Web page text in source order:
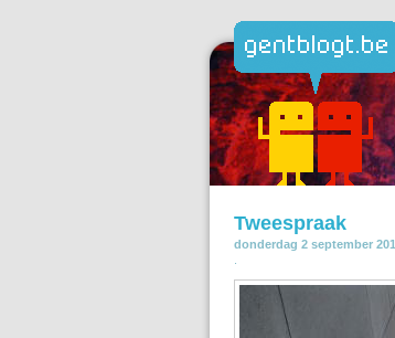
Tweespraak
donderdag 2 september